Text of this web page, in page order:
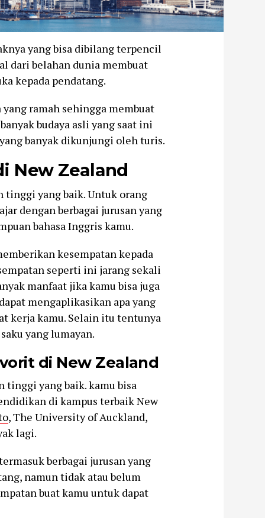
yang bisa dibilang terpencil
dari belahan dunia membuat
kepada pendatang.
ramah sehingga membuat
budaya asli yang saat ini
banyak dikunjungi oleh turis.
New Zealand
tinggi yang baik. Untuk orang
dengan berbagai jurusan yang
bahasa Inggris kamu.
kesempatan kepada
seperti ini jarang sekali
manfaat jika kamu bisa juga
mengaplikasikan apa yang
kerja kamu. Selain itu tentunya
yang lumayan.
di New Zealand
yang baik. kamu bisa
di kampus terbaik New
, The University of Auckland,
lagi.
berbagai jurusan yang
namun tidak atau belum
buat kamu untuk dapat